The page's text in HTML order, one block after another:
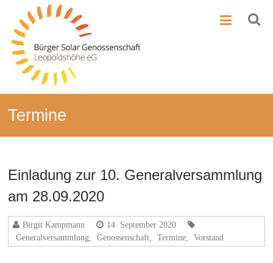
Inhalt
springen
BSG-
Leo
Bürger-
Solar-
Genossenschaft
Leopoldshöhe
Termine
Einladung zur 10. Generalversammlung
am 28.09.2020
Birgit Kampmann
14. September 2020
Generalversammlung
Genossenschaft Termine Vorstand